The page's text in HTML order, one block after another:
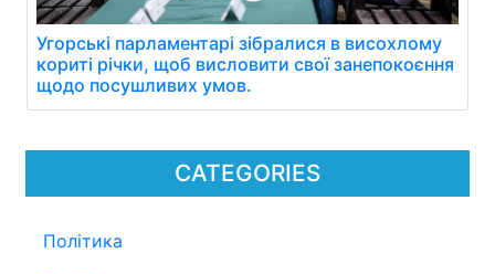
CATEGORIES
Політика
Угорські парламентарі зібралися в висохлому
кориті річки, щоб висловити свої занепокоєння
щодо посушливих умов.